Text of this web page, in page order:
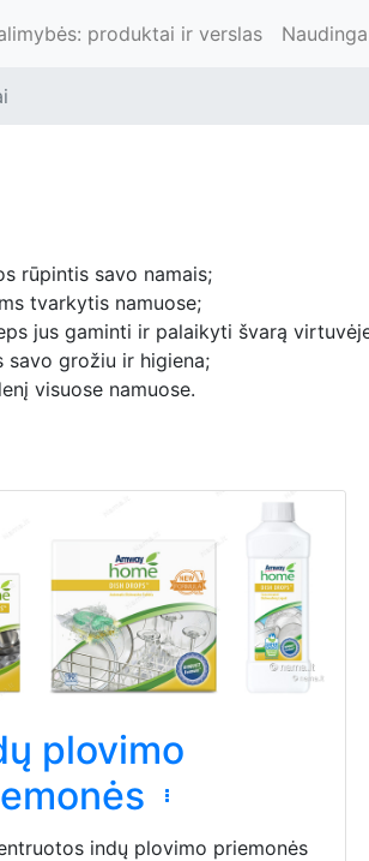
produktai ir verslas
rūpintis savo namais;
tvarkytis namuose;
jus gaminti ir palaikyti švarą
savo grožiu ir higiena;
visuose namuose.
plovimo
indų plovimo priemonės